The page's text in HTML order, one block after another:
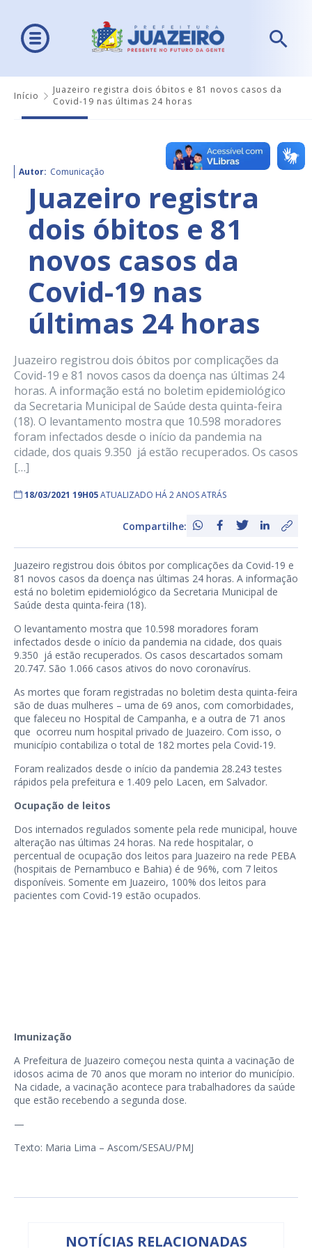
Início
Juazeiro registra dois óbitos e 81 novos casos da
Covid-19 nas últimas 24 horas
Autor: Comunicação
Juazeiro registra
dois óbitos e 81
novos casos da
Covid-19 nas
últimas 24 horas
Juazeiro registrou dois óbitos por complicações da
Covid-19 e 81 novos casos da doença nas últimas 24
horas. A informação está no boletim epidemiológico
da Secretaria Municipal de Saúde desta quinta-feira
(18). O levantamento mostra que 10.598 moradores
foram infectados desde o início da pandemia na
cidade, dos quais 9.350 já estão recuperados. Os casos
[…]
18/03/2021 19H05ATUALIZADO HÁ 2 ANOS ATRÁS
Compartilhe:
Juazeiro registrou dois óbitos por complicações da Covid-19 e
81 novos casos da doença nas últimas 24 horas. A informação
está no boletim epidemiológico da Secretaria Municipal de
Saúde desta quinta-feira (18).
O levantamento mostra que 10.598 moradores foram
infectados desde o início da pandemia na cidade, dos quais
9.350 já estão recuperados. Os casos descartados somam
20.747. São 1.066 casos ativos do novo coronavírus.
As mortes que foram registradas no boletim desta quinta-feira
são de duas mulheres – uma de 69 anos, com comorbidades,
que faleceu no Hospital de Campanha, e a outra de 71 anos
que ocorreu num hospital privado de Juazeiro. Com isso, o
município contabiliza o total de 182 mortes pela Covid-19.
Foram realizados desde o início da pandemia 28.243 testes
rápidos pela prefeitura e 1.409 pelo Lacen, em Salvador.
Ocupação de leitos
Dos internados regulados somente pela rede municipal, houve
alteração nas últimas 24 horas. Na rede hospitalar, o
percentual de ocupação dos leitos para Juazeiro na rede PEBA
(hospitais de Pernambuco e Bahia) é de 96%, com 7 leitos
disponíveis. Somente em Juazeiro, 100% dos leitos para
pacientes com Covid-19 estão ocupados.
Imunização
A Prefeitura de Juazeiro começou nesta quinta a vacinação de
idosos acima de 70 anos que moram no interior do município.
Na cidade, a vacinação acontece para trabalhadores da saúde
que estão recebendo a segunda dose.
—
Texto: Maria Lima – Ascom/SESAU/PMJ
NOTÍCIAS RELACIONADAS